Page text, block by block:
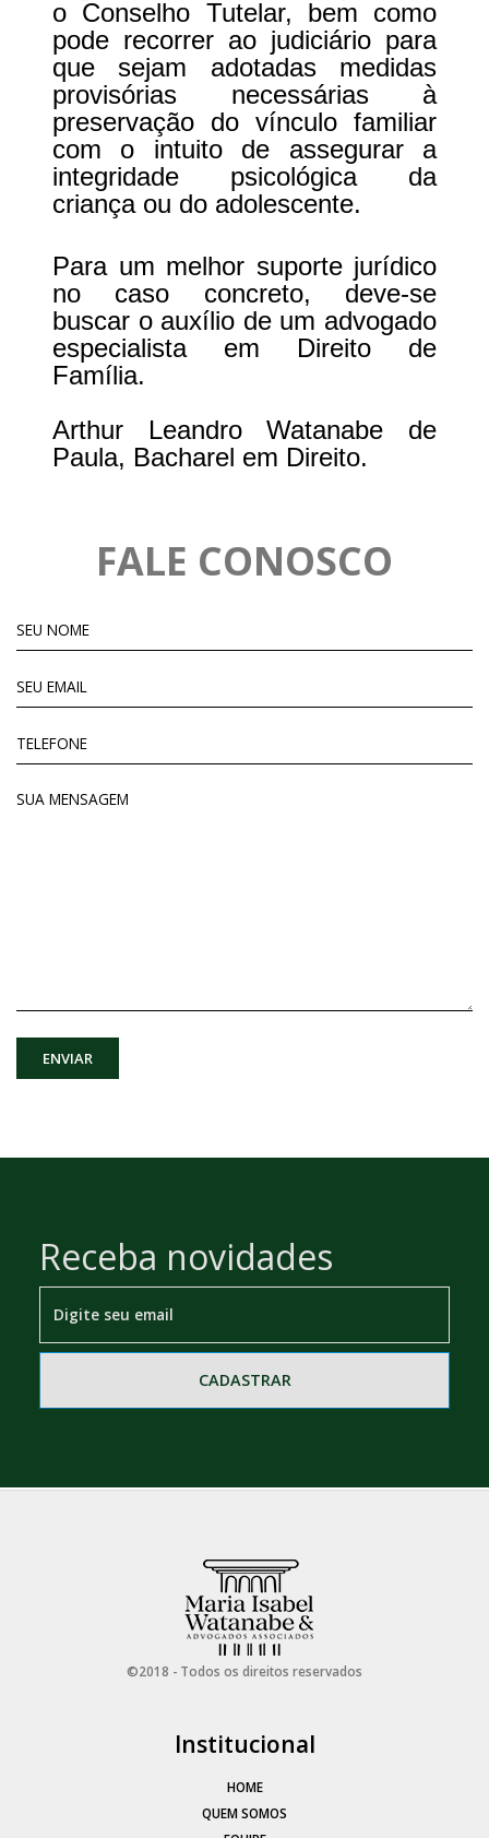
o Conselho Tutelar, bem como
pode recorrer ao judiciário para
que sejam adotadas medidas
provisórias necessárias à
preservação do vínculo familiar
com o intuito de assegurar a
integridade psicológica da
criança ou do adolescente.
Para um melhor suporte jurídico
no caso concreto, deve-se
buscar o auxílio de um advogado
especialista em Direito de
Família.
Arthur Leandro Watanabe de
Paula, Bacharel em Direito.
FALE CONOSCO
ENVIAR
Receba novidades
CADASTRAR
©2018 - Todos os direitos reservados
Institucional
HOME
QUEM SOMOS